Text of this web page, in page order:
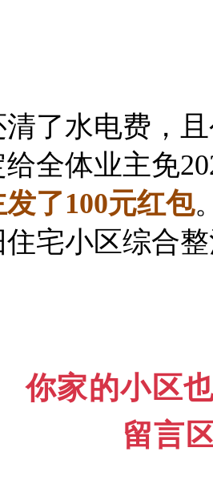
了水电费，
全体业主免
了100元红包
住宅小区综合
你家的小区
留言